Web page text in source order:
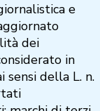
e
dei
in
della L. n.